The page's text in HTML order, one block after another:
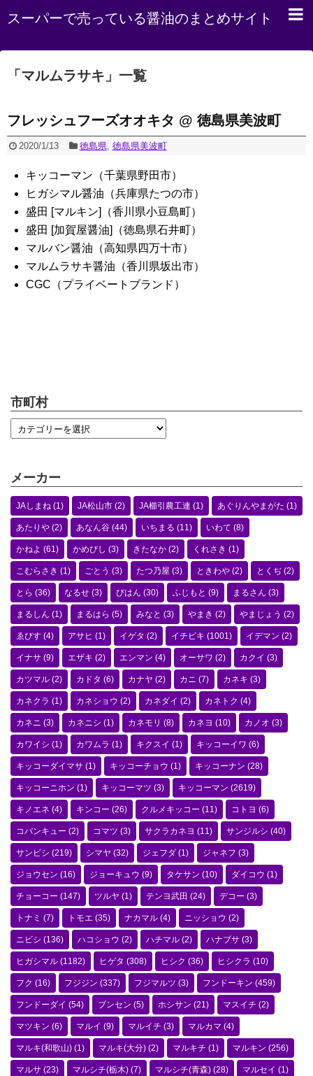
スーパーで売っている醤油のまとめサイト
「 マルムラサキ 」 一覧
フレッシュフーズオオキタ @ 徳島県美波町
2020/1/13 徳島県, 徳島県美波町
キッコーマン（千葉県野田市）
ヒガシマル醤油（兵庫県たつの市）
盛田 [マルキン]（香川県小豆島町）
盛田 [加賀屋醤油]（徳島県石井町）
マルバン醤油（高知県四万十市）
マルムラサキ醤油（香川県坂出市）
CGC（プライベートブランド）
市町村
メーカー
JAしまね (1) JA松山市 (2) JA櫛引農工連 (1) あぐりんやまがた (1)
あたりや (2) あなん谷 (44) いちまる (11) いわて (8)
かねよ (61) かめびし (3) きたなか (2) くれさき (1)
こむらさき (1) ごとう (3) たつ乃屋 (3) ときわや (2) とくぢ (2)
とら (36) なるせ (3) びはん (30) ふじもと (9) まるさん (3)
まるしん (1) まるはら (5) みなと (3) やまき (2) やまじょう (2)
ゑびす (4) アサヒ (1) イゲタ (2) イチビキ (1001) イデマン (2)
イナサ (9) エザキ (2) エンマン (4) オーサワ (2) カクイ (3)
カツマル (2) カドタ (6) カナヤ (2) カニ (7) カネキ (3)
カネクラ (1) カネショウ (2) カネダイ (2) カネトク (4)
カネニ (3) カネニシ (1) カネモリ (8) カネヨ (10) カノオ (3)
カワイシ (1) カワムラ (1) キクスイ (1) キッコーイワ (6)
キッコーダイマサ (1) キッコーチョウ (1) キッコーナン (28)
キッコーニホン (1) キッコーマツ (3) キッコーマン (2619)
キノエネ (4) キンコー (26) クルメキッコー (11) コトヨ (6)
コバンキュー (2) コマツ (3) サクラカネヨ (11) サンジルシ (40)
サンビシ (219) シマヤ (32) ジェフダ (1) ジャネフ (3)
ジョウセン (16) ジョーキュウ (9) タケサン (10) ダイコウ (1)
チョーコー (147) ツルヤ (1) テンヨ武田 (24) デコー (3)
トナミ (7) トモエ (35) ナカマル (4) ニッショウ (2)
ニビシ (136) ハコショウ (2) ハチマル (2) ハナブサ (3)
ヒガシマル (1182) ヒゲタ (308) ヒシク (36) ヒシクラ (10)
フク (16) フジジン (337) フジマルツ (3) フンドーキン (459)
フンドーダイ (54) ブンセン (5) ホシサン (21) マスイチ (2)
マツキン (6) マルイ (9) マルイチ (3) マルカマ (4)
マルキ(和歌山) (1) マルキ(大分) (2) マルキチ (1) マルキン (256)
マルサ (23) マルシチ(栃木) (7) マルシチ(青森) (28) マルセイ (1)